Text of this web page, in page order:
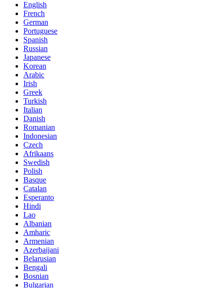
English
French
German
Portuguese
Spanish
Russian
Japanese
Korean
Arabic
Irish
Greek
Turkish
Italian
Danish
Romanian
Indonesian
Czech
Afrikaans
Swedish
Polish
Basque
Catalan
Esperanto
Hindi
Lao
Albanian
Amharic
Armenian
Azerbaijani
Belarusian
Bengali
Bosnian
Bulgarian